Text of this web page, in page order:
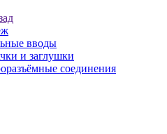
вводы
и заглушки
соединения